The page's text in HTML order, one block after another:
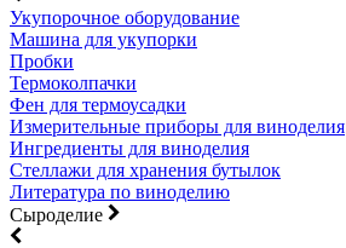
Укупорочное оборудование
Машина для укупорки
Пробки
Термоколпачки
Фен для термоусадки
Измерительные приборы для виноделия
Ингредиенты для виноделия
Стеллажи для хранения бутылок
Литература по виноделию
Сыроделие